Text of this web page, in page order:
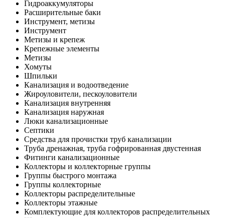
Гидроаккумуляторы
Расширительные баки
Инструмент, метизы
Инструмент
Метизы и крепеж
Крепежные элементы
Метизы
Хомуты
Шпильки
Канализация и водоотведение
Жироуловители, пескоуловители
Канализация внутренняя
Канализация наружная
Люки канализационные
Септики
Средства для прочистки труб канализации
Труба дренажная, труба гофрированная двустенная
Фитинги канализационные
Коллекторы и коллекторные группы
Группы быстрого монтажа
Группы коллекторные
Коллекторы распределительные
Коллекторы этажные
Комплектующие для коллекторов распределительных